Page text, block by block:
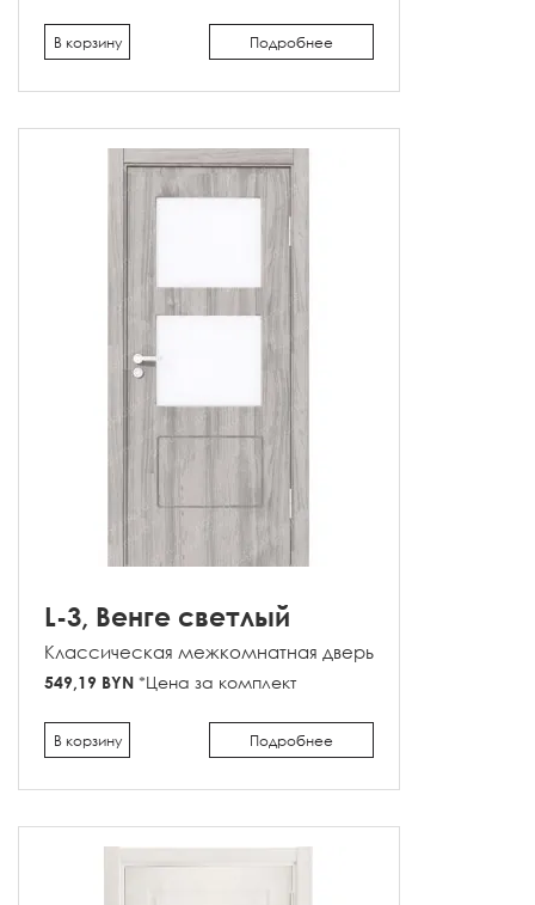
Подробнее
В корзину
L-3, Венге светлый
Классическая межкомнатная дверь
549,19 BYN *Цена за комплект
Подробнее
В корзину